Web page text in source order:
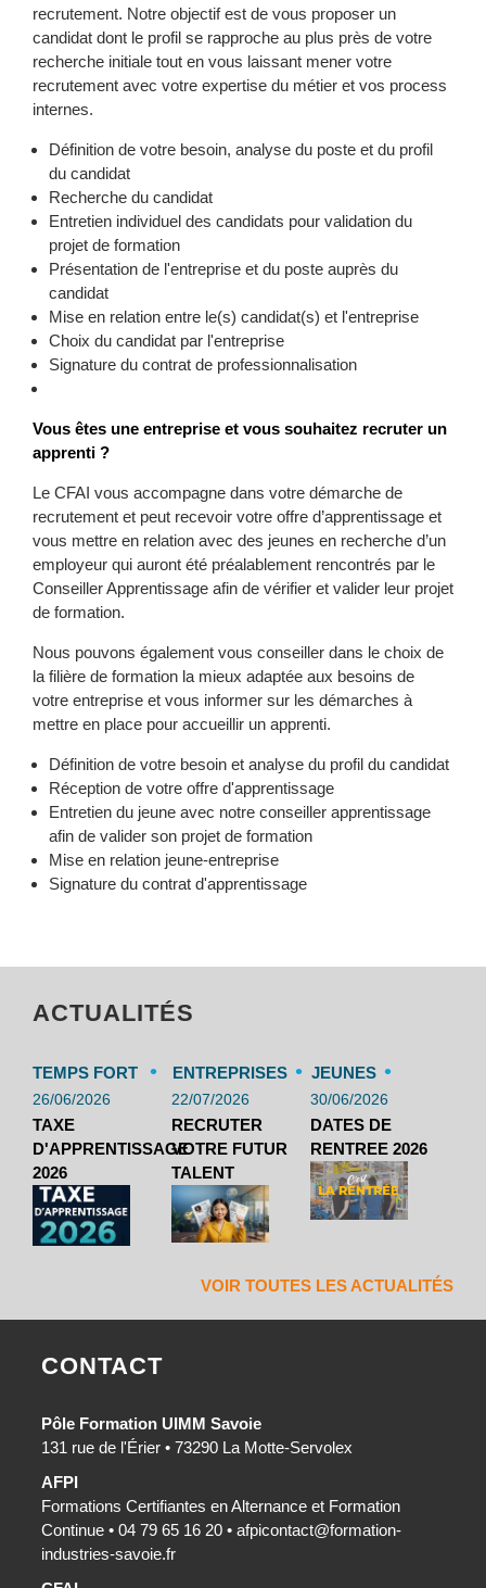
recrutement. Notre objectif est de vous proposer un
candidat dont le profil se rapproche au plus près de votre
recherche initiale tout en vous laissant mener votre
recrutement avec votre expertise du métier et vos process
internes.
Définition de votre besoin, analyse du poste et du profil
du candidat
Recherche du candidat
Entretien individuel des candidats pour validation du
projet de formation
Présentation de l'entreprise et du poste auprès du
candidat
Mise en relation entre le(s) candidat(s) et l'entreprise
Choix du candidat par l'entreprise
Signature du contrat de professionnalisation
Vous êtes une entreprise et vous souhaitez recruter un
apprenti ?
Le CFAI vous accompagne dans votre démarche de
recrutement et peut recevoir votre offre d’apprentissage et
vous mettre en relation avec des jeunes en recherche d’un
employeur qui auront été préalablement rencontrés par le
Conseiller Apprentissage afin de vérifier et valider leur projet
de formation.
Nous pouvons également vous conseiller dans le choix de
la filière de formation la mieux adaptée aux besoins de
votre entreprise et vous informer sur les démarches à
mettre en place pour accueillir un apprenti.
Définition de votre besoin et analyse du profil du candidat
Réception de votre offre d'apprentissage
Entretien du jeune avec notre conseiller apprentissage
afin de valider son projet de formation
Mise en relation jeune-entreprise
Signature du contrat d'apprentissage
ACTUALITÉS
TEMPS FORT •
26/06/2026
TAXE
D'APPRENTISSAGE
2026
ENTREPRISES •
22/07/2026
RECRUTER
VOTRE FUTUR
TALENT
JEUNES •
30/06/2026
DATES DE
RENTREE 2026
VOIR TOUTES LES ACTUALITÉS
CONTACT
Pôle Formation UIMM Savoie
131 rue de l'Érier • 73290 La Motte-Servolex
AFPI
Formations Certifiantes en Alternance et Formation
Continue • 04 79 65 16 20 • afpicontact@formation-
industries-savoie.fr